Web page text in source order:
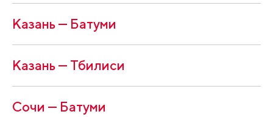
Казань — Батуми
Казань — Тбилиси
Сочи — Батуми